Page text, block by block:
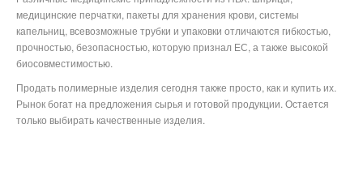
медицинские перчатки, пакеты для хранения крови, системы
капельниц, всевозможные трубки и упаковки отличаются гибкостью,
прочностью, безопасностью, которую признал ЕС, а также высокой
биосовместимостью.
Продать полимерные изделия сегодня также просто, как и купить их.
Рынок богат на предложения сырья и готовой продукции. Остается
только выбирать качественные изделия.